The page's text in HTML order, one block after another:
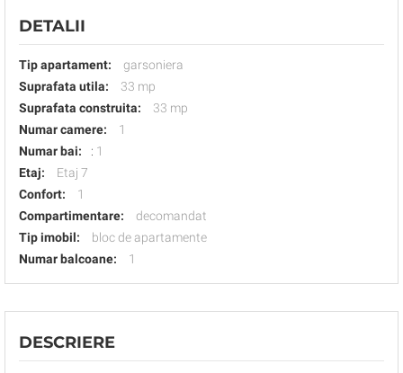
DETALII
Tip apartament:
garsoniera
Suprafata utila:
33 mp
Suprafata construita:
33 mp
Numar camere:
1
Numar bai:
: 1
Etaj:
Etaj 7
Confort:
1
Compartimentare:
decomandat
Tip imobil:
bloc de apartamente
Numar balcoane:
1
DESCRIERE